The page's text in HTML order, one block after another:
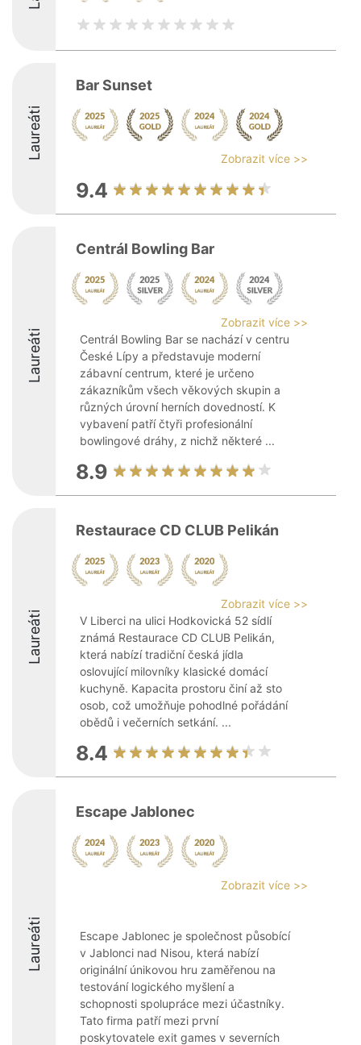
Laureáti
Bar Sunset
Zobrazit více >>
9.4
Laureáti
Centrál Bowling Bar
Zobrazit více >>
Centrál Bowling Bar se nachází v centru
České Lípy a představuje moderní
zábavní centrum, které je určeno
zákazníkům všech věkových skupin a
různých úrovní herních dovedností. K
vybavení patří čtyři profesionální
bowlingové dráhy, z nichž některé ...
8.9
Laureáti
Restaurace CD CLUB Pelikán
Zobrazit více >>
V Liberci na ulici Hodkovická 52 sídlí
známá Restaurace CD CLUB Pelikán,
která nabízí tradiční česká jídla
oslovující milovníky klasické domácí
kuchyně. Kapacita prostoru činí až sto
osob, což umožňuje pohodlné pořádání
obědů i večerních setkání. ...
8.4
Laureáti
Escape Jablonec
Zobrazit více >>
Escape Jablonec je společnost působící
v Jablonci nad Nisou, která nabízí
originální únikovou hru zaměřenou na
testování logického myšlení a
schopnosti spolupráce mezi účastníky.
Tato firma patří mezi první
poskytovatele exit games v severních